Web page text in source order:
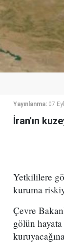
Yayınlanma: 07
İran'ın
Yetkililere
kuruma
Çevre
gölün